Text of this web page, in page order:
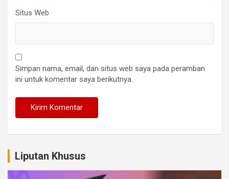
Situs Web
Simpan nama, email, dan situs web saya pada peramban
ini untuk komentar saya berikutnya.
Liputan Khusus